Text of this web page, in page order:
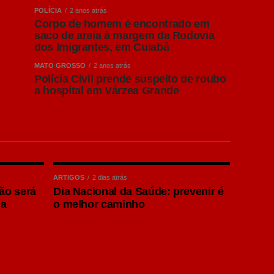
POLÍCIA 2 anos atrás
Corpo de homem é encontrado em
saco de areia à margem da Rodovia
dos Imigrantes, em Cuiabá
MATO GROSSO 2 anos atrás
Polícia Civil prende suspeito de roubo
a hospital em Várzea Grande
será
ARTIGOS 2 dias atrás
Dia Nacional da Saúde: prevenir é
o melhor caminho